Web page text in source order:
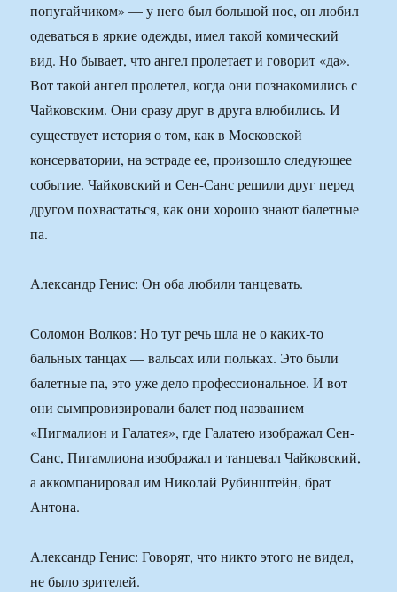
попугайчиком» — у него был большой нос, он любил
одеваться в яркие одежды, имел такой комический
вид. Но бывает, что ангел пролетает и говорит «да».
Вот такой ангел пролетел, когда они познакомились с
Чайковским. Они сразу друг в друга влюбились. И
существует история о том, как в Московской
консерватории, на эстраде ее, произошло следующее
событие. Чайковский и Сен-Санс решили друг перед
другом похвастаться, как они хорошо знают балетные
па.
Александр Генис: Он оба любили танцевать.
Соломон Волков: Но тут речь шла не о каких-то
бальных танцах — вальсах или польках. Это были
балетные па, это уже дело профессиональное. И вот
они сымпровизировали балет под названием
«Пигмалион и Галатея», где Галатею изображал Сен-
Санс, Пигамлиона изображал и танцевал Чайковский,
а аккомпанировал им Николай Рубинштейн, брат
Антона.
Александр Генис: Говорят, что никто этого не видел,
не было зрителей.